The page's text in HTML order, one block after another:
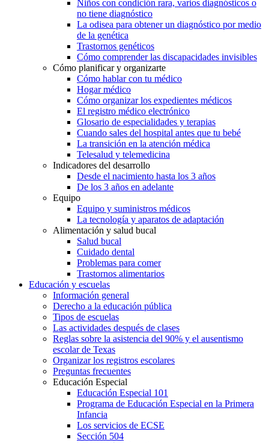
Niños con condición rara, varios diagnósticos o
no tiene diagnóstico
La odisea para obtener un diagnóstico por medio
de la genética
Trastornos genéticos
Cómo comprender las discapacidades invisibles
Cómo planificar y organizarte
Cómo hablar con tu médico
Hogar médico
Cómo organizar los expedientes médicos
El registro médico electrónico
Glosario de especialidades y terapias
Cuando sales del hospital antes que tu bebé
La transición en la atención médica
Telesalud y telemedicina
Indicadores del desarrollo
Desde el nacimiento hasta los 3 años
De los 3 años en adelante
Equipo
Equipo y suministros médicos
La tecnología y aparatos de adaptación
Alimentación y salud bucal
Salud bucal
Cuidado dental
Problemas para comer
Trastornos alimentarios
Educación y escuelas
Información general
Derecho a la educación pública
Tipos de escuelas
Las actividades después de clases
Reglas sobre la asistencia del 90% y el ausentismo
escolar de Texas
Organizar los registros escolares
Preguntas frecuentes
Educación Especial
Educación Especial 101
Programa de Educación Especial en la Primera
Infancia
Los servicios de ECSE
Sección 504